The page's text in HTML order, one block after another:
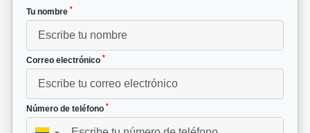
Tu nombre *
Correo electrónico *
Número de teléfono *
▼